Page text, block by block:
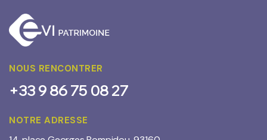
NOUS RENCONTRER
+33 9 86 75 08 27
NOTRE ADRESSE